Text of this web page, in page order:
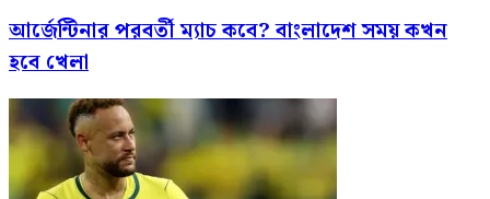
আর্জেন্টিনার পরবর্তী ম্যাচ কবে? বাংলাদেশ সময় কখন
হবে খেলা